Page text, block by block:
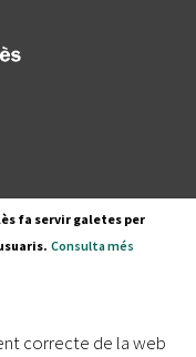
fa servir galetes per
Consulta més
correcte de la web